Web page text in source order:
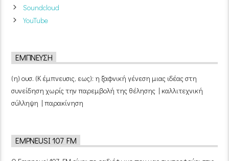
Soundcloud
YouTube
ΈΜΠΝΕΥΣΗ
(η) ουσ. (Κ έμπνευσις, εως): η ξαφνική γένεση μιας ιδέας στη
συνείδηση χωρίς την παρεμβολή της θέλησης | καλλιτεχνική
σύλληψη | παρακίνηση
EMPNEUSI 107 FM